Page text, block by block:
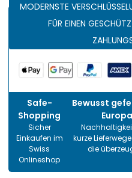
MODERNSTE
FÜR EINEN
Safe-
Shopping
Sicher
Einkaufen im
Swiss
Onlineshop
Bewusst
Europa
kurze
die